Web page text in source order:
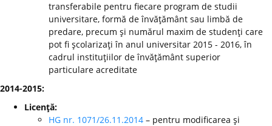
transferabile pentru fiecare program de studii
universitare, formă de învăţământ sau limbă de
predare, precum şi numărul maxim de studenţi care
pot fi şcolarizaţi în anul universitar 2015 - 2016, în
cadrul instituţiilor de învăţământ superior
particulare acreditate
2014-2015:
Licenţă:
HG nr. 1071/26.11.2014 – pentru modificarea şi